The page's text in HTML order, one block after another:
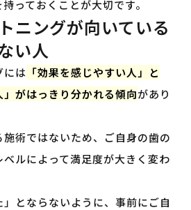
っておくことが大切です。
ニングが向いている
い人
には 「効果を感じやすい人」と
」がはっきり分かれる傾向があり
術ではないため、ご自身の歯の
ルによって満足度が大きく変わ
」とならないように、事前にご自